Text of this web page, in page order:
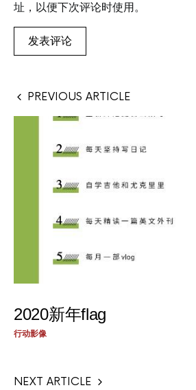
址，以便下次评论时使用。
PREVIOUS ARTICLE
2020新年flag
行动影像
NEXT ARTICLE